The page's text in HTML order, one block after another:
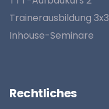
Trainerausbildung 3x3
Inhouse-Seminare
Rechtliches